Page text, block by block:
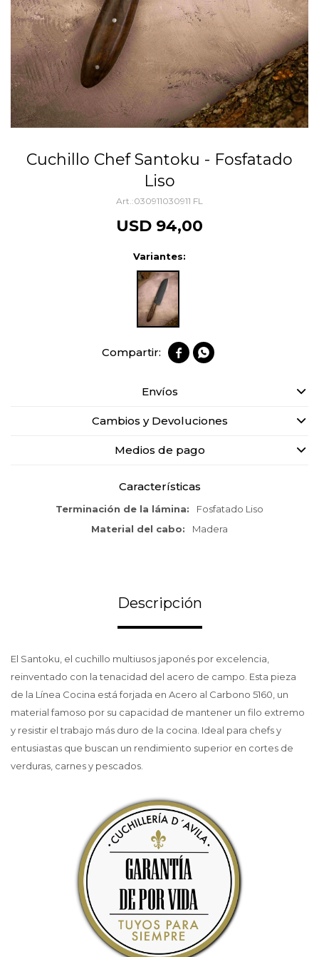
Cuchillo Chef Santoku - Fosfatado
Liso
030911030911 FL
USD 94,00
Variantes:
 
Envíos
Cambios y Devoluciones
Medios de pago
Características
Terminación de la lámina
Fosfatado Liso
Material del cabo
Madera
Descripción
El Santoku, el cuchillo multiusos japonés por excelencia,
reinventado con la tenacidad del acero de campo. Esta pieza
de la Línea Cocina está forjada en Acero al Carbono 5160, un
material famoso por su capacidad de mantener un filo extremo
y resistir el trabajo más duro de la cocina. Ideal para chefs y
entusiastas que buscan un rendimiento superior en cortes de
verduras, carnes y pescados.